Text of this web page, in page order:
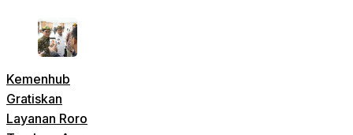
Kemenhub
Gratiskan
Layanan Roro